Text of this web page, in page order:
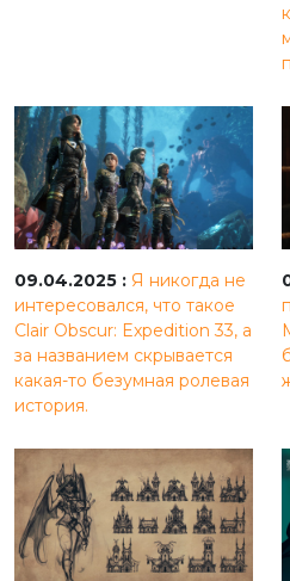
09.04.2025 : Я никогда не
интересовался, что такое
Clair Obscur: Expedition 33, а
за названием скрывается
какая-то безумная ролевая
история.